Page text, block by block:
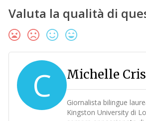
Valuta la qualità di
C Michelle
Giornalista bilingue
Kingston University di